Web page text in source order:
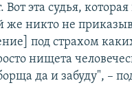
Вот эта судья,
же никто не
под страхом
нищета
да и забуду", –